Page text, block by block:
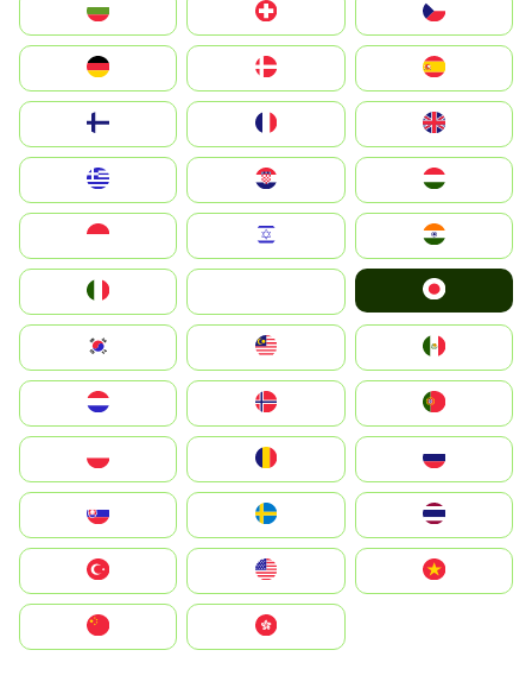
Switzerland
Deutschland
United Kingdom
Magyarország
South Korea
United States
中國香港特別行政區